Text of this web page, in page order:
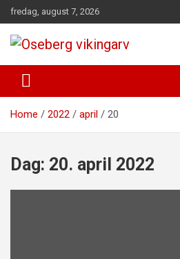
Skip
to
content
fredag, august 7, 2026
Oseberg vikingarv
Home 2022 april 20
Dag: 20. april 2022